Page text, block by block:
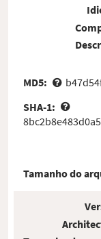
MD5:
SHA-1:
Tamanho do